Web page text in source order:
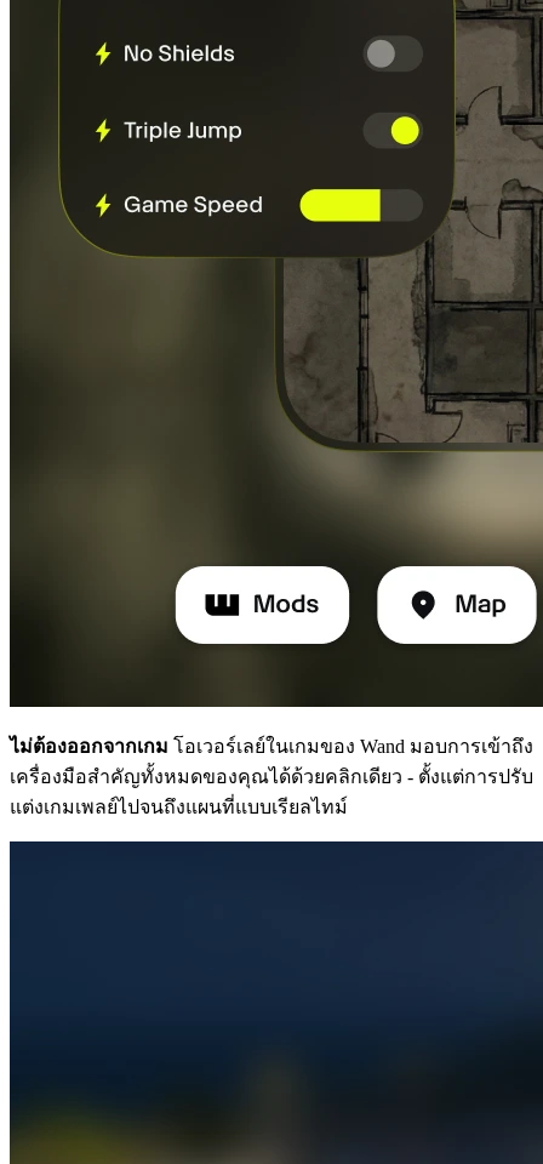
ไม่ต้องออกจากเกม โอเวอร์เลย์ในเกมของ Wand มอบการเข้าถึง
เครื่องมือสำคัญทั้งหมดของคุณได้ด้วยคลิกเดียว - ตั้งแต่การปรับ
แต่งเกมเพลย์ไปจนถึงแผนที่แบบเรียลไทม์